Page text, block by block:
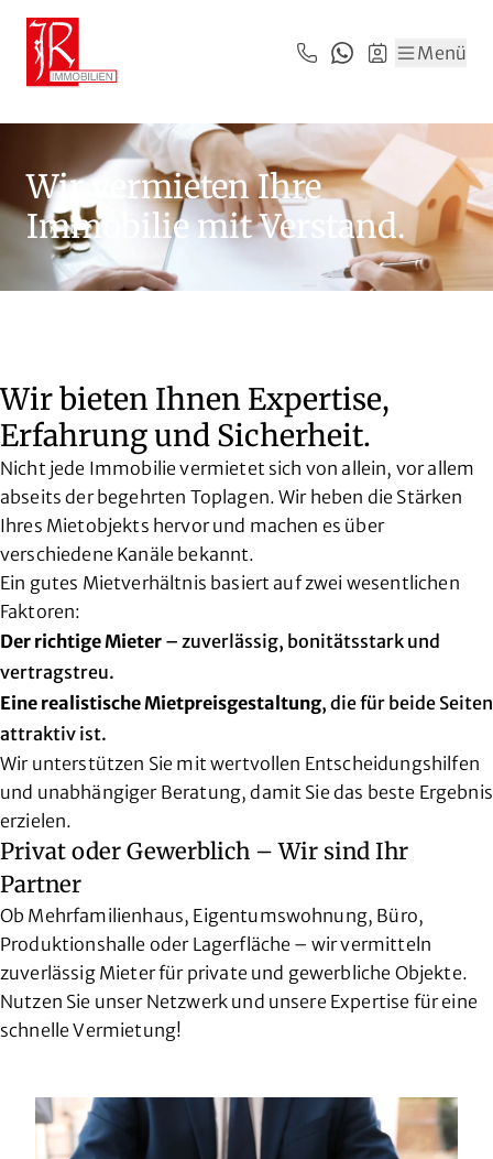
Zum Hauptinhalt springen
Zum Fuß springen
Menü
Wir vermieten Ihre
Immobilie mit Verstand.
Wir bieten Ihnen Expertise,
Erfahrung und Sicherheit.
Nicht jede Immobilie vermietet sich von allein, vor allem
abseits der begehrten Toplagen. Wir heben die Stärken
Ihres Mietobjekts hervor und machen es über
verschiedene Kanäle bekannt.
Ein gutes Mietverhältnis basiert auf zwei wesentlichen
Faktoren:
Der richtige Mieter – zuverlässig, bonitätsstark und
vertragstreu.
Eine realistische Mietpreisgestaltung, die für beide Seiten
attraktiv ist.
Wir unterstützen Sie mit wertvollen Entscheidungshilfen
und unabhängiger Beratung, damit Sie das beste Ergebnis
erzielen.
Privat oder Gewerblich – Wir sind Ihr
Partner
Ob Mehrfamilienhaus, Eigentumswohnung, Büro,
Produktionshalle oder Lagerfläche – wir vermitteln
zuverlässig Mieter für private und gewerbliche Objekte.
Nutzen Sie unser Netzwerk und unsere Expertise für eine
schnelle Vermietung!